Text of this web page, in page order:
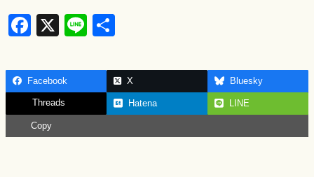
F
c
e
b
o
X
Li
e
ar
e
Facebook X Bluesky
Threads Hatena LINE
Copy